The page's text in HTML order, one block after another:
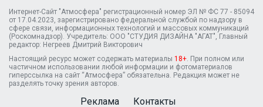
Интернет-Сайт "Атмосфера" регистрационный номер ЭЛ № ФС 77 - 85094
от 17.04.2023, зарегистрировано федеральной службой по надзору в
сфере связи, информационных технологий и массовых коммуникаций
(Роскомнадзор). Учредитель: ООО "СТУДИЯ ДИЗАЙНА "АГАТ", Главный
редактор: Негреев Дмитрий Викторович
Настоящий ресурс может содержать материалы 18+ . При полном или
частичном использовании любой информации и фотоматериалов
гиперссылка на сайт “Атмосфера” обязательна. Редакция может не
разделять точку зрения авторов.
Реклама Контакты